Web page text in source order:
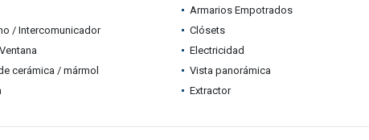
Armarios Empotrados
/ Intercomunicador
Clósets
Electricidad
cerámica / mármol
Vista panorámica
Extractor